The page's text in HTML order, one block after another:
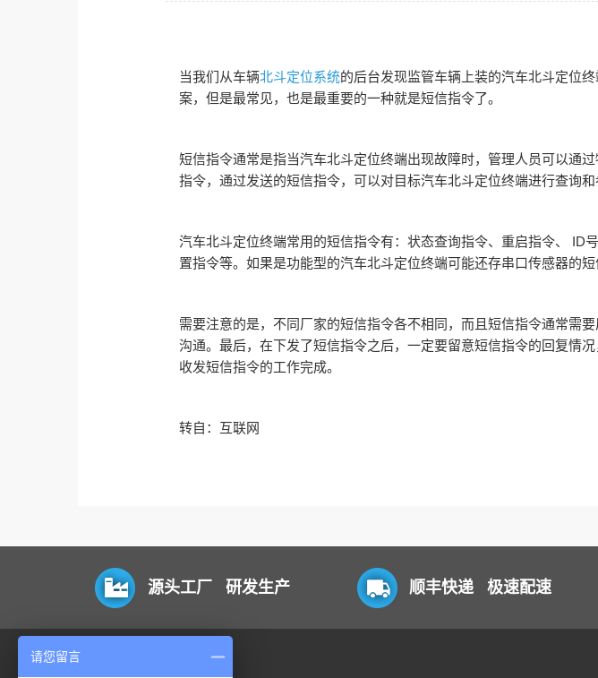
当我们从车辆北斗定位系统的后台发现监管车辆上装的汽车北斗定位
案，但是最常见，也是最重要的一种就是短信指令了。
短信指令通常是指当汽车北斗定位终端出现故障时，管理人员可以通
指令，通过发送的短信指令，可以对目标汽车北斗定位终端进行查询和
汽车北斗定位终端常用的短信指令有：状态查询指令、重启指令、 ID
置指令等。如果是功能型的汽车北斗定位终端可能还存串口传感器的短
需要注意的是，不同厂家的短信指令各不相同，而且短信指令通常需
沟通。最后，在下发了短信指令之后，一定要留意短信指令的回复情
收发短信指令的工作完成。
转自：互联网
源头工厂 研发生产 顺丰快递 极速配速
请您留言